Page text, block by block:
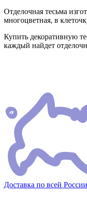
Отделочная тесьма
многоцветная, в
Купить декоративную
каждый найдет
Доставка по всей